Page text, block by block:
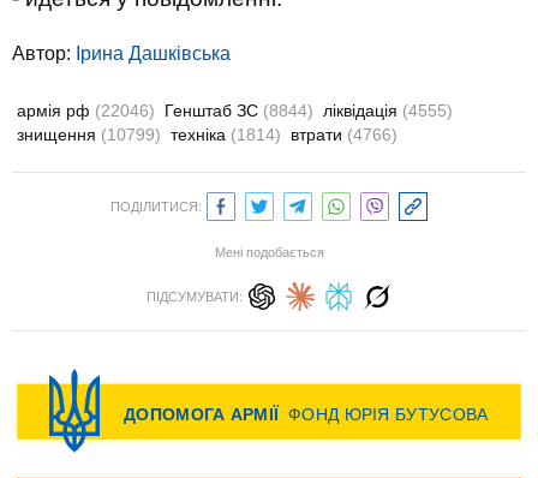
Автор: Ірина Дашківська
армія рф (22046) Генштаб ЗС (8844) ліквідація (4555)
знищення (10799) техніка (1814) втрати (4766)
ПОДІЛИТИСЯ:
Мені подобається
ПІДСУМУВАТИ: